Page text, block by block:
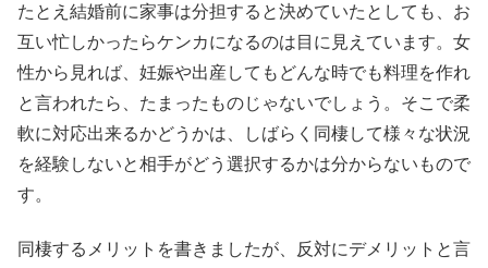
たとえ結婚前に家事は分担すると決めていたとしても、お
互い忙しかったらケンカになるのは目に見えています。女
性から見れば、妊娠や出産してもどんな時でも料理を作れ
と言われたら、たまったものじゃないでしょう。そこで柔
軟に対応出来るかどうかは、しばらく同棲して様々な状況
を経験しないと相手がどう選択するかは分からないもので
す。
同棲するメリットを書きましたが、反対にデメリットと言